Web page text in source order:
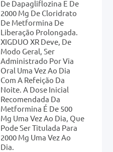
De Dapagliflozina E De
2000 Mg De Cloridrato
De Metformina De
Liberação Prolongada.
XIGDUO XR Deve, De
Modo Geral, Ser
Administrado Por Via
Oral Uma Vez Ao Dia
Com A Refeição Da
Noite. A Dose Inicial
Recomendada Da
Metformina É De 500
Mg Uma Vez Ao Dia, Que
Pode Ser Titulada Para
2000 Mg Uma Vez Ao
Dia.